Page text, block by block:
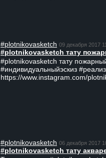
#plotnikovasketch 09 декабря 2017
#plotnikovasketch тату
#plotnikovasketch тату
#индивидуальныйэскиз
https://www.instagram.com/
#plotnikovasketch 06 декабря 2017
#plotnikovasketch тату